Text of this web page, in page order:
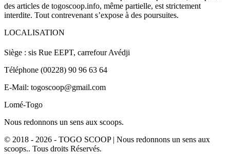
des articles de togoscoop.info, même partielle, est strictement
interdite. Tout contrevenant s’expose à des poursuites.
LOCALISATION
Siège : sis Rue EEPT, carrefour Avédji
Téléphone (00228) 90 96 63 64
E-Mail: togoscoop@gmail.com
Lomé-Togo
Nous redonnons un sens aux scoops.
© 2018 - 2026 - TOGO SCOOP | Nous redonnons un sens aux
scoops.. Tous droits Réservés.